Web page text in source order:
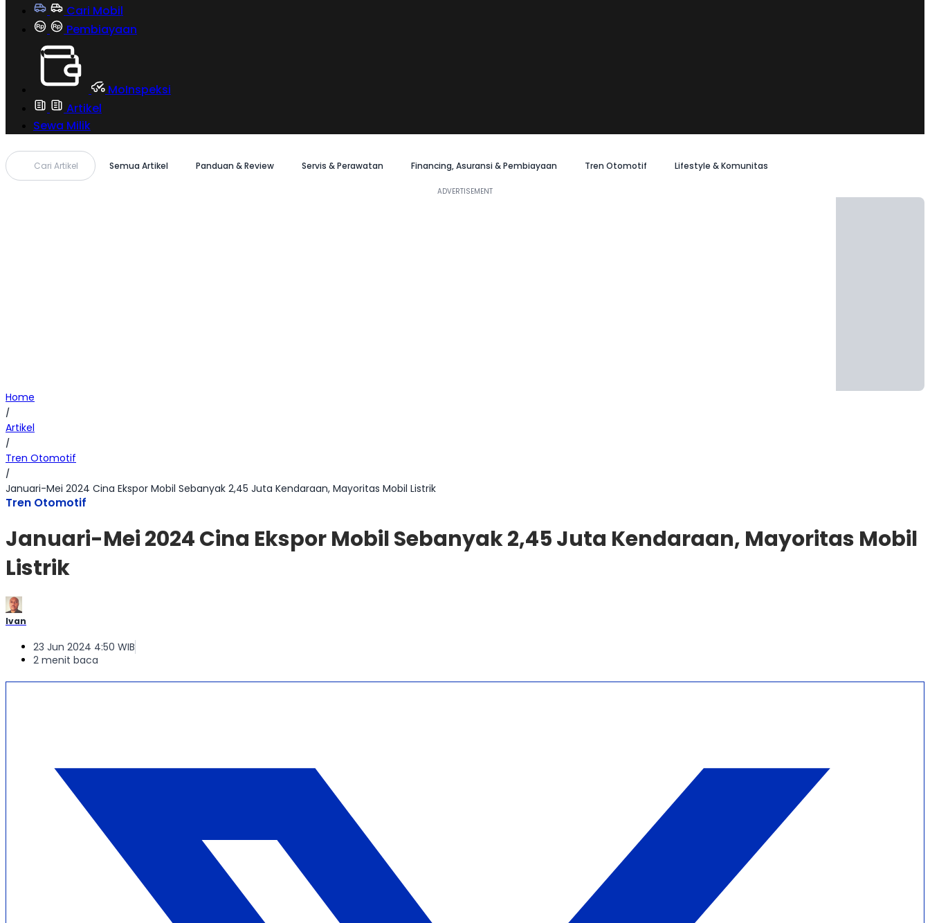
Cari Mobil
Pembiayaan
MoInspeksi
Artikel
Sewa Milik
Cari Artikel Semua Artikel Panduan & Review Servis & Perawatan Financing, Asuransi & Pembiayaan Tren Otomotif Lifestyle & Komunitas
Home
/
Artikel
/
Tren Otomotif
/
Januari-Mei 2024 Cina Ekspor Mobil Sebanyak 2,45 Juta Kendaraan, Mayoritas Mobil Listrik
Tren Otomotif
Januari-Mei 2024 Cina Ekspor Mobil Sebanyak 2,45 Juta Kendaraan, Mayoritas Mobil
Listrik
Ivan
23 Jun 2024 4:50 WIB
2 menit baca